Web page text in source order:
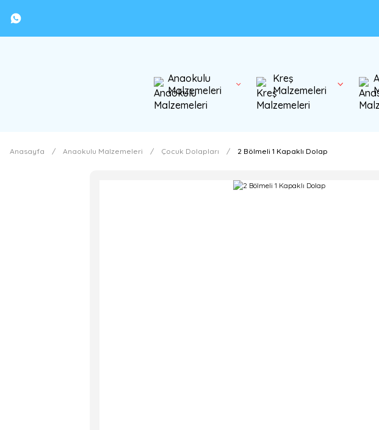
Anaokulu
Malzemeleri
Kreş
Malzemeleri
Anasayfa Anaokulu Malzemeleri Çocuk Dolapları 2 Bölmeli 1 Kapaklı Dolap